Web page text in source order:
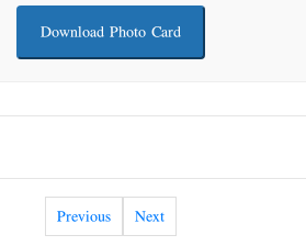
Download Photo Card
Previous Next